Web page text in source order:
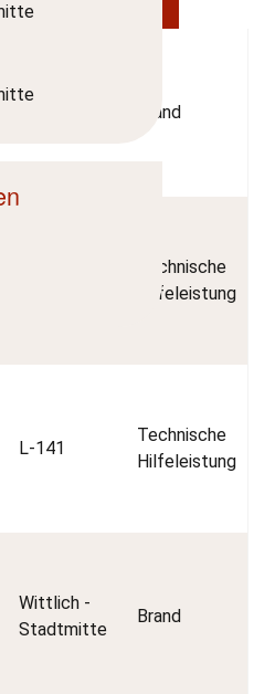
Wittlich -
Brand
Technische
Hilfeleistung
L-141
Technische
Hilfeleistung
Wittlich -
Stadtmitte
Brand